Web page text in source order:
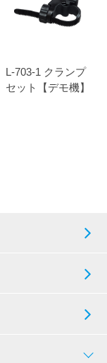
L-703-1 クランプ
セット【デモ機】